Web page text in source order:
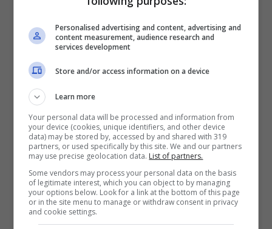
Hamilton
Lewis si è subito calato nel suo nuovo
ambiente. Ha incontrato gli ingegneri e ha
iniziato ad abituarsi al mondo del
Cavallino. Ha lavorato a stretto contatto
con il suo nuovo ingegnere di gara,
Riccardo Adami, e si è assicurato che il
suo piano di avvicinamento allo start della
stagione avvenisse in perfette condizioni.
E’ stato chiesto a Carlos Sainz un
Personalised advertising and content, advertising and
content measurement, audience research and
services development
Store and/or access information on a device
Learn more
Your personal data will be processed and information from
your device (cookies, unique identifiers, and other device
data) may be stored by, accessed by and shared with 319
partners, or used specifically by this site. We and our partners
may use precise geolocation data. List of partners.
Some vendors may process your personal data on the basis
of legitimate interest, which you can object to by managing
your options below. Look for a link at the bottom of this page
or in the site menu to manage or withdraw consent in privacy
and cookie settings.